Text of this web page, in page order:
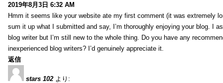
2019年8月3日 6:32 AM
Hmm it seems like your website ate my first comment (it was extremely
sum it up what I submitted and say, I’m thoroughly enjoying your blog. I
blog writer but I’m still new to the whole thing. Do you have any
inexperienced blog writers? I’d genuinely appreciate it.
返信
stars 102 より: